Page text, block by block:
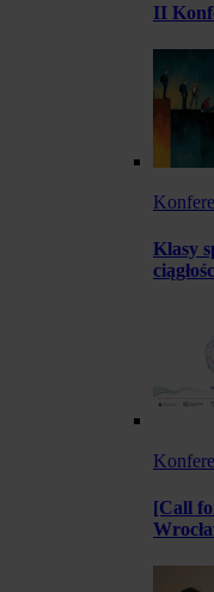
II
Klasy
[Call